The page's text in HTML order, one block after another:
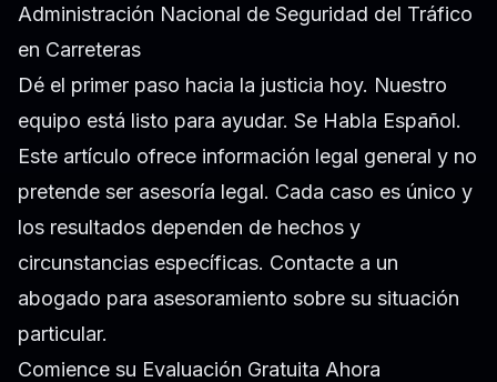
Administración Nacional de Seguridad del Tráfico
en Carreteras
Dé el primer paso hacia la justicia hoy. Nuestro
equipo está listo para ayudar. Se Habla Español.
Este artículo ofrece información legal general y no
pretende ser asesoría legal. Cada caso es único y
los resultados dependen de hechos y
circunstancias específicas. Contacte a un
abogado para asesoramiento sobre su situación
particular.
Comience su Evaluación Gratuita Ahora